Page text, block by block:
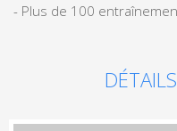
- Plus de 100
DÉTAILS